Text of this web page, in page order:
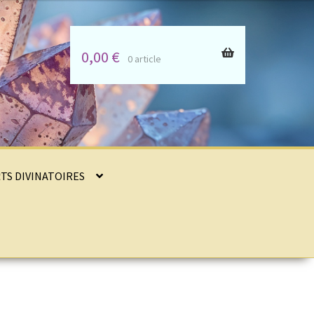
DIVINATOIRES
0,00 € 0 article